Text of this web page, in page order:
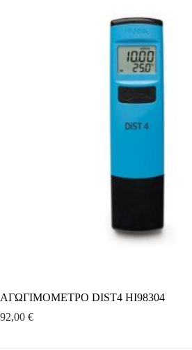
ΑΓΩΓΙΜΟΜΕΤΡΟ DIST4 HI98304
92,00 €